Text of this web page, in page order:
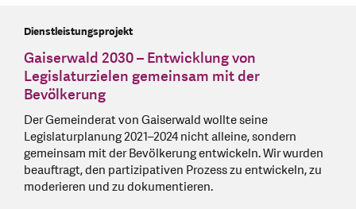
Dienstleistungsprojekt
Gaiserwald 2030 – Entwicklung von
Legislaturzielen gemeinsam mit der
Bevölkerung
Der Gemeinderat von Gaiserwald wollte seine
Legislaturplanung 2021–2024 nicht alleine, sondern
gemeinsam mit der Bevölkerung entwickeln. Wir wurden
beauftragt, den partizipativen Prozess zu entwickeln, zu
moderieren und zu dokumentieren.